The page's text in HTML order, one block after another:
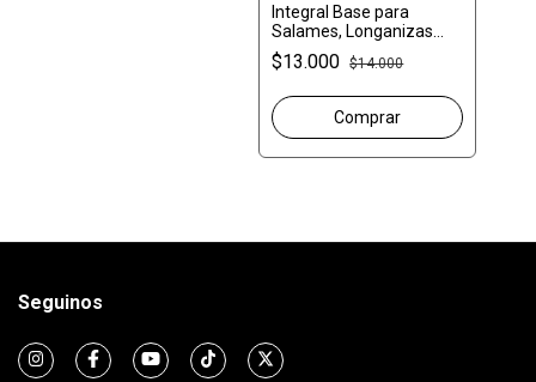
Integral Base para
Salames, Longanizas
Rinde 20 kg.
$13.000 $14.000
Seguinos